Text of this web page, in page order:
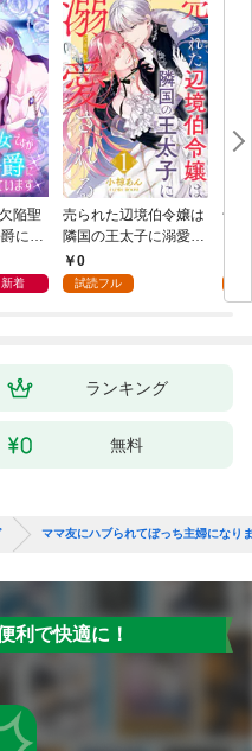
陥聖
にす
新着
売られた辺境伯令嬢は
隣国の王太子に溺愛さ
れる 1
0
試読フル
千
家
ランキング
無料
ママ友にハブられてぼっち主婦になり
利で快適に！